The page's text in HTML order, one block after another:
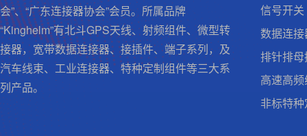
会”、“广东连接器协会”会员。所属品牌
“Kinghelm”有北斗GPS天线、射频组件、微型转
接器，宽带数据连接器、接插件、端子系列，及
汽车线束、工业连接器、特种定制组件等三大系
列产品。
信号开关
数据连接
排针排
高速高
非标特